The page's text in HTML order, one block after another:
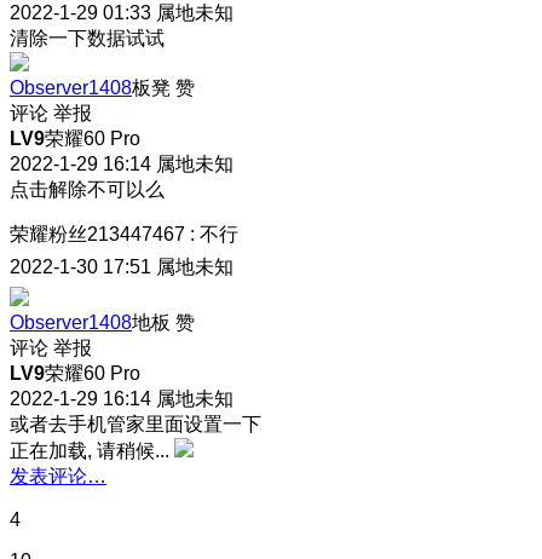
2022-1-29 01:33 属地未知
清除一下数据试试
Observer1408板凳 赞
评论 举报
LV9荣耀60 Pro
2022-1-29 16:14 属地未知
点击解除不可以么
荣耀粉丝213447467 : 不行
2022-1-30 17:51 属地未知
Observer1408地板 赞
评论 举报
LV9荣耀60 Pro
2022-1-29 16:14 属地未知
或者去手机管家里面设置一下
正在加载, 请稍候...
发表评论…
4